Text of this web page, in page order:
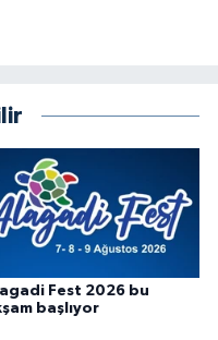
Fest 2026 bu
başlıyor